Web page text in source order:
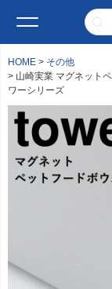
HOME
その他
山崎実業 マグネット
ワーシリーズ